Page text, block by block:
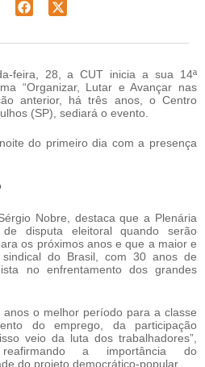
feira, 28, a CUT inicia a sua 14ª
“Organizar, Lutar e Avançar nas
anterior, há três anos, o Centro
(SP), sediará o evento.
do primeiro dia com a presença
Nobre, destaca que a Plenária
disputa eleitoral quando serão
os próximos anos e que a maior e
sindical do Brasil, com 30 anos de
no enfrentamento dos grandes
anos o melhor período para a classe
do emprego, da participação
veio da luta dos trabalhadores”,
a importância do
do projeto democrático-popular.